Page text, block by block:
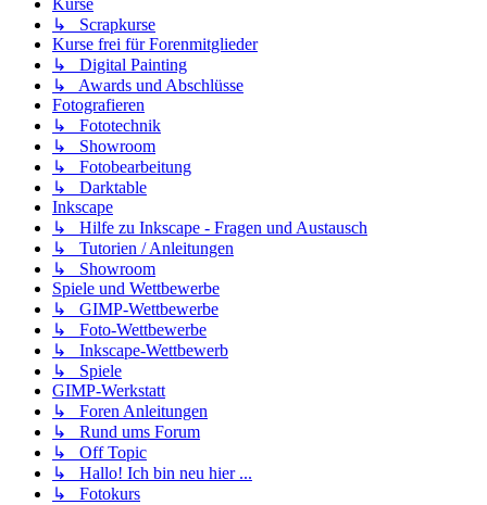
Kurse
↳ Scrapkurse
Kurse frei für Forenmitglieder
↳ Digital Painting
↳ Awards und Abschlüsse
Fotografieren
↳ Fototechnik
↳ Showroom
↳ Fotobearbeitung
↳ Darktable
Inkscape
↳ Hilfe zu Inkscape - Fragen und Austausch
↳ Tutorien / Anleitungen
↳ Showroom
Spiele und Wettbewerbe
↳ GIMP-Wettbewerbe
↳ Foto-Wettbewerbe
↳ Inkscape-Wettbewerb
↳ Spiele
GIMP-Werkstatt
↳ Foren Anleitungen
↳ Rund ums Forum
↳ Off Topic
↳ Hallo! Ich bin neu hier ...
↳ Fotokurs